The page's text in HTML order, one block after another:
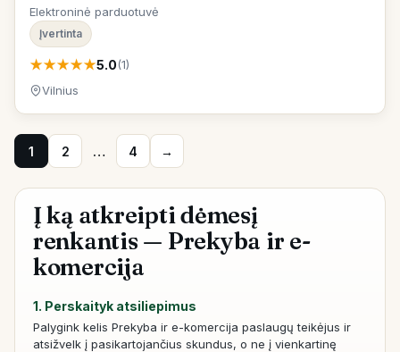
Elektroninė parduotuvė
Įvertinta
★★★★★5.0(1)
Vilnius
1 2 … 4 →
Į ką atkreipti dėmesį
renkantis — Prekyba ir e-
komercija
1. Perskaityk atsiliepimus
Palygink kelis Prekyba ir e-komercija paslaugų teikėjus ir
atsižvelk į pasikartojančius skundus, o ne į vienkartinę